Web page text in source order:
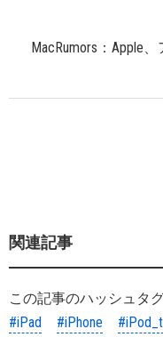
MacRumors：Apple
関連記事
この記事のハッシュタ
#iPad
#iPhone